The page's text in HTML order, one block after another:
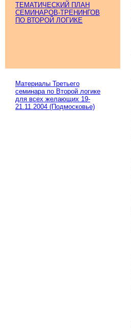
ТЕМАТИЧЕСКИЙ ПЛАН
СЕМИНАРОВ-ТРЕНИНГОВ
ПО ВТОРОЙ ЛОГИКЕ
Материалы Третьего
семинара по Второй логике
для всех желающих 19-
21.11.2004 (Подмосковье)